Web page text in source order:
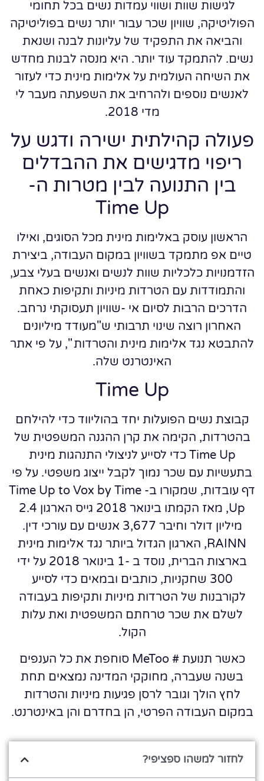
לגישות שוות ושווי עמדות נשים בכל תחומי
הפוליטיקה, שוויון שכר עבור יותר נשים בפוליטיקה
והביאה את התפקיד של עליונות לבנה ושנאת
נשים. להתמקד עוד יותר. היא מנסה לבנות מחדש
את השיחה העולמית על אלימות מינית כדי לעזור
לאנשים נוספים ולהרחיב את השפעתה מעבר לי
מדי 2018.
פעולה קהילתית ישירה ודגש על
ריפוי מדגישים את ההבדלים
בין התנועה לבין מטרות ה-
Time Up
הראשון עוסק באלימות מינית מכל הסוגים, ואילו
טיים אפ מתמקד בשוויון במקום העבודה, ביצירת
הזדמנויות כלכליות שוות לנשים ואנשים בעלי צבע,
והתמודדות עם הטרדות מיניות ותקיפות כאחת
הדרכים הרבות לסיום אי -שוויון תעסוקתי נרחב.
האחרון רוצה שינוי תרבותי ש"מעודד מיליונים
להתבטא נגד אלימות מינית והטרדות ", על פי אתר
האינטרנט שלה.
Time Up
קבוצת נשים הפועלות יחד בהוליווד כדי להילחם
בהטרדות, הקימה את קרן ההגנה המשפטית של
Time Up כדי לסייע לניצולי התנהגות מינית
בתעשיות עם שכר נמוך לקבל ייצוג משפטי. על פי
דף עובדות, שמקורו ב- Time Up to Vox by Time
Up, מאז הקמתו בינואר 2018 גייס הארגון 2.4
מיליון דולר וחיבר 3,677 אנשים עם עורכי דין.
RAINN, הארגון הגדול ביותר נגד אלימות מינית
בארצות הברית, נוסד ב -1 בינואר 2018 על ידי
300 שחקניות, כותבים ובמאים כדי לסייע
לקורבנות של הטרדות מיניות ותקיפות בעבודה
לשלם את שכר טרחתם המשפטית ואת עלות
הקול.
כאשר תנועת # MeToo סוחפת את כל הענפים
בשנה שעברה, מחוקקי המדינה נמצאים תחת
לחץ הולך וגובר לרסן פגיעות מיניות והטרדות
במקום העבודה הפרטי, הן בחדרם והן באינטרנט.
לחזור למשהו ספציפי?